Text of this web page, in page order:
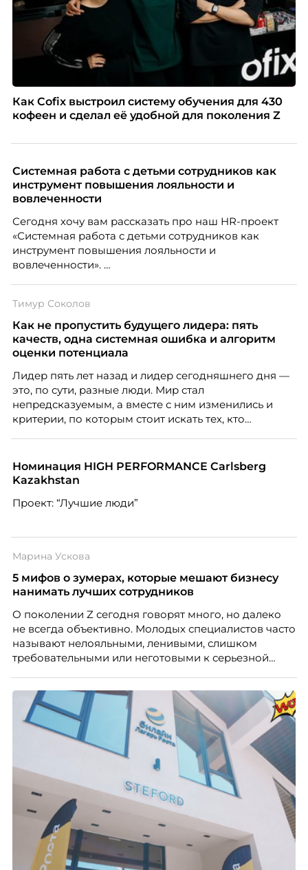
Как Cofix выстроил систему обучения для 430
кофеен и сделал её удобной для поколения Z
Системная работа с детьми сотрудников как
инструмент повышения лояльности и
вовлеченности
Сегодня хочу вам рассказать про наш HR-проект
«Системная работа с детьми сотрудников как
инструмент повышения лояльности и
вовлеченности».
Тимур Соколов
Как не пропустить будущего лидера: пять
качеств, одна системная ошибка и алгоритм
оценки потенциала
Лидер пять лет назад и лидер сегодняшнего дня —
это, по сути, разные люди. Мир стал
непредсказуемым, а вместе с ним изменились и
критерии, по которым стоит искать тех, кто
«свадебного генерала», почему стандартные
системы оценки часто упускают самых талантливых
того, как он проявится в цифрах KPI, рассказывает
стратегическому развитию и формированию
Номинация HIGH PERFORMANCE Carlsberg
Kazakhstan
Проект: “Лучшие люди”
Марина Ускова
5 мифов о зумерах, которые мешают бизнесу
нанимать лучших сотрудников
О поколении Z сегодня говорят много, но далеко
не всегда объективно. Молодых специалистов часто
называют нелояльными, ленивыми, слишком
требовательными или неготовыми к серьезной
кадровых ошибок. В этой статье Марина Ускова,
руководитель отдела подбора персонала
рекрутинговой компании, разбирает самые
распространенные мифы о зумерах и объясняет,
почему устаревшие представления мешают
бизнесу находить и удерживать сильных
сотрудников.